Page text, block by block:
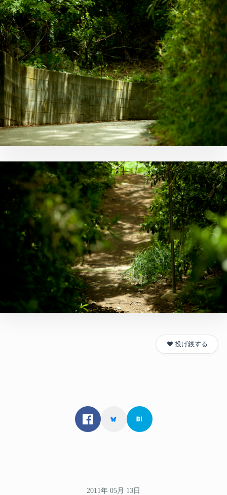
❤️ 投げ銭する
2011年 05月 13日